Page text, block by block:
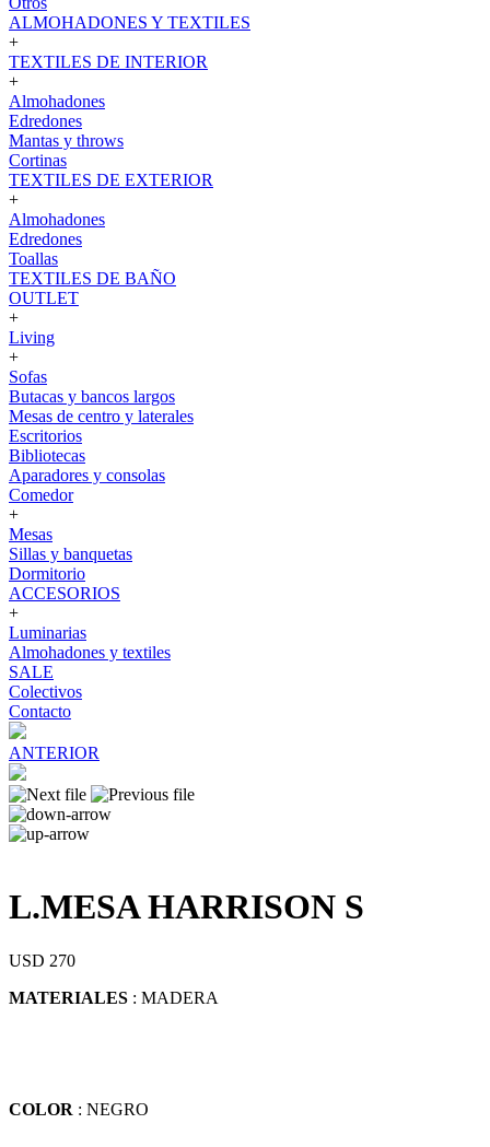
ALMOHADONES Y TEXTILES
+
TEXTILES DE INTERIOR
+
Almohadones
Edredones
Mantas y throws
Cortinas
TEXTILES DE EXTERIOR
+
Almohadones
Edredones
Toallas
TEXTILES DE BAÑO
OUTLET
+
Living
+
Sofas
Butacas y bancos largos
Mesas de centro y laterales
Escritorios
Bibliotecas
Aparadores y consolas
Comedor
+
Mesas
Sillas y banquetas
Dormitorio
ACCESORIOS
+
Luminarias
Almohadones y textiles
SALE
Colectivos
Contacto
ANTERIOR
L.MESA HARRISON S
USD 270
MATERIALES : MADERA
COLOR : NEGRO